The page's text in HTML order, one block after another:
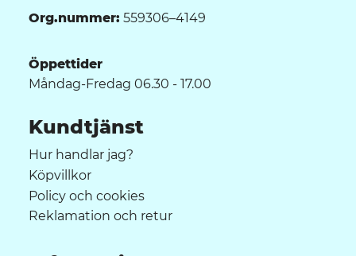
Org.nummer: 559306–4149
Öppettider
Måndag-Fredag 06.30 - 17.00
Kundtjänst
Hur handlar jag?
Köpvillkor
Policy och cookies
Reklamation och retur